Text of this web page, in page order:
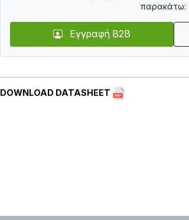
DOWNLOAD DATASHEET
παρακάτω:
Εγγραφή B2B